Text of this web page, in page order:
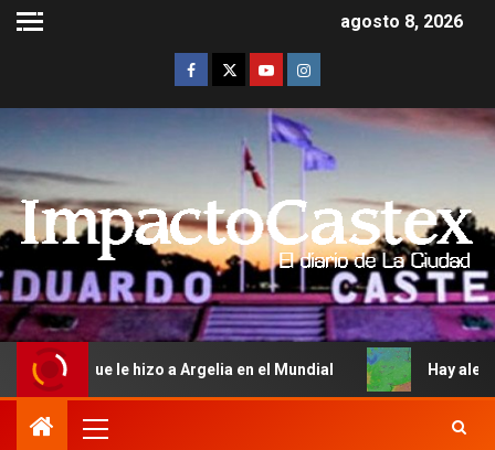
agosto 8, 2026
a Argelia en el Mundial Hay alerta amarilla por frío